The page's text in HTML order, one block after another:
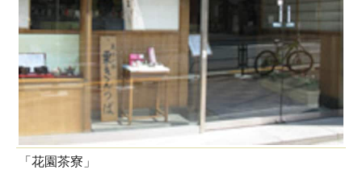
「花園茶寮」